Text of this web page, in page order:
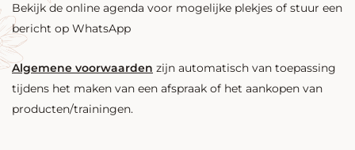
Bekijk de online agenda voor mogelijke plekjes of stuur een
bericht op WhatsApp
Algemene voorwaarden zijn automatisch van toepassing
tijdens het maken van een afspraak of het aankopen van
producten/trainingen.